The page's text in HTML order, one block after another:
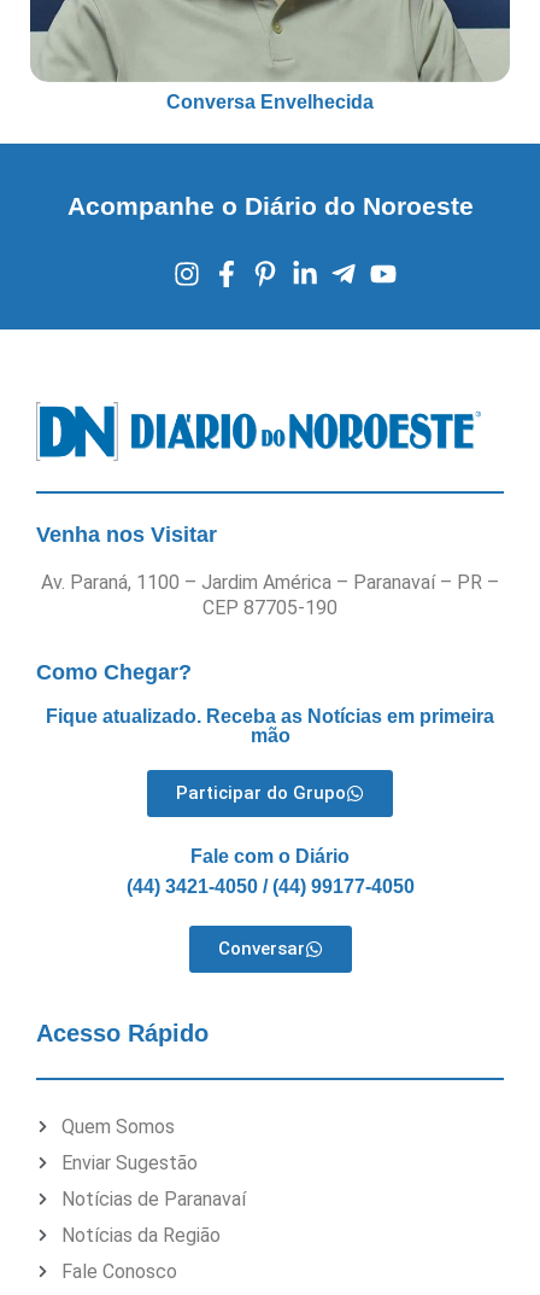
Conversa Envelhecida
Acompanhe o Diário do Noroeste
Venha nos Visitar
Av. Paraná, 1100 – Jardim América – Paranavaí – PR –
CEP 87705-190
Como Chegar?
Fique atualizado. Receba as Notícias em primeira
mão
Participar do Grupo
Fale com o Diário
(44) 3421-4050 / (44) 99177-4050
Conversar
Acesso Rápido
Quem Somos
Enviar Sugestão
Notícias de Paranavaí
Notícias da Região
Fale Conosco